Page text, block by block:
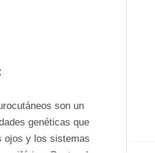
son un
genéticas que
ojos y los sistemas